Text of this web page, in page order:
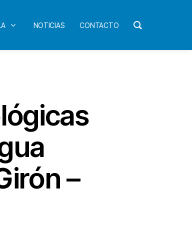
NOTICIAS CONTACTO
–